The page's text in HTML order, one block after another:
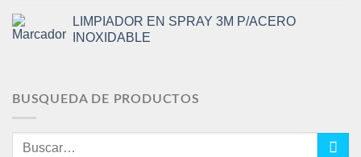
LIMPIADOR EN SPRAY 3M P/ACERO
INOXIDABLE
BUSQUEDA DE PRODUCTOS
Buscar